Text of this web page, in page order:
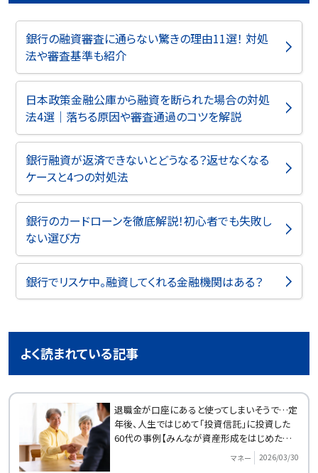
銀行の融資審査に通らない驚きの理由11選！ 対処
法や審査基準も紹介
日本政策金融公庫から融資を断られた場合の対処
法4選｜落ちる原因や審査通過のコツを解説
銀行融資が返済できないとどうなる？返せなくなる
ケースと4つの対処法
銀行のカードローンを徹底解説！初心者でも失敗し
ない選び方
銀行でリスケ中。融資してくれる金融機関はある？
よく読まれている記事
退職金が口座にあると使ってしまいそうで…定
年後、人生ではじめて「投資信託」に投資した
60代の事例【みんなが資産形成をはじめたきっ
マネー 2026/03/30